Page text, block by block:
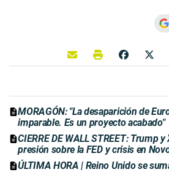
MORAGÓN: "La desaparición de
imparable. Es un proyecto acabado"
CIERRE DE WALL STREET: Trump
presión sobre la FED y crisis en
ÚLTIMA HORA | Reino Unido se